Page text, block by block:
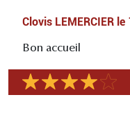
Clovis LEMERCIER le
Bon accueil